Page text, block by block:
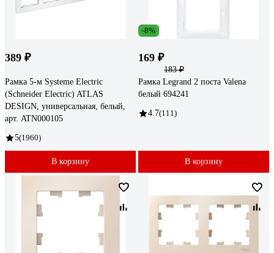
389 ₽
Рамка 5-м Systeme Electric
(Schneider Electric) ATLAS
DESIGN, универсальная, белый,
арт. ATN000105
5(1960)
В корзину
-8%
169 ₽
183 ₽
Рамка Legrand 2 поста Valena
белый 694241
4.7(111)
В корзину